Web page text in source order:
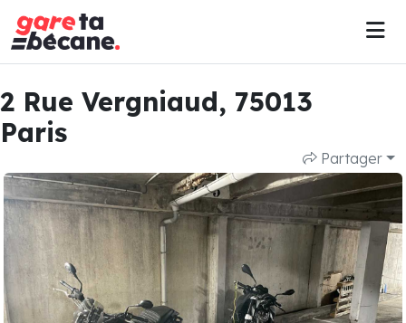
2 Rue Vergniaud, 75013
Paris
Partager